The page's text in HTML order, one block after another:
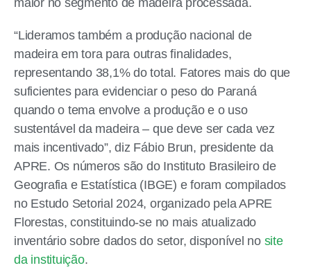
maior no segmento de madeira processada.
“Lideramos também a produção nacional de
madeira em tora para outras finalidades,
representando 38,1% do total. Fatores mais do que
suficientes para evidenciar o peso do Paraná
quando o tema envolve a produção e o uso
sustentável da madeira – que deve ser cada vez
mais incentivado”, diz Fábio Brun, presidente da
APRE. Os números são do Instituto Brasileiro de
Geografia e Estatística (IBGE) e foram compilados
no Estudo Setorial 2024, organizado pela APRE
Florestas, constituindo-se no mais atualizado
inventário sobre dados do setor, disponível no site
da instituição.